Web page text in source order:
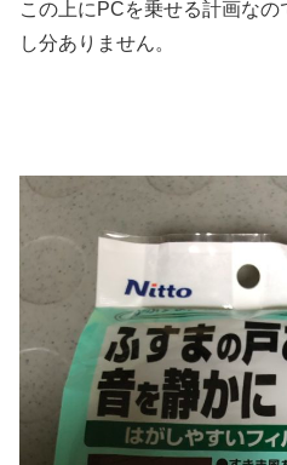
この上にPCを乗せる計画な
し分ありません。